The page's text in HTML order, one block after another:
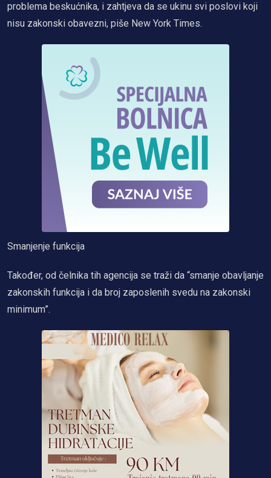
problema beskućnika, i zahtjeva da se ukinu svi poslovi koji
nisu zakonski obavezni, piše New York Times.
Smanjenje funkcija
Također, od čelnika tih agencija se traži da “smanje obavljanje
zakonskih funkcija i da broj zaposlenih svedu na zakonski
minimum”.